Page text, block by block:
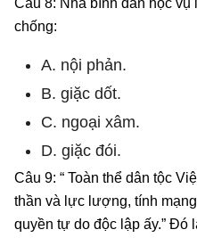
chống:
A. nội phản.
B. giặc dốt.
C. ngoại xâm.
D. giặc đói.
Câu 9: “ Toàn thể dân tộc
thần và lực lượng, tính
quyền tự do độc lập ấy.” Đó